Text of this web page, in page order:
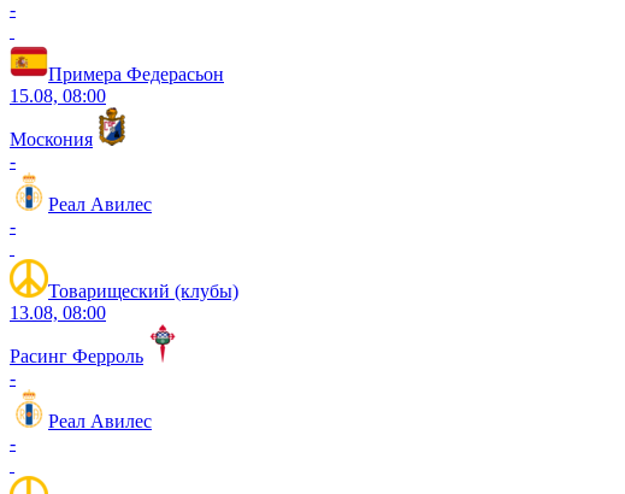
-
Примера Федерасьон
15.08, 08:00
Москония
-
Реал Авилес
-
Товарищеский (клубы)
13.08, 08:00
Расинг Ферроль
-
Реал Авилес
-